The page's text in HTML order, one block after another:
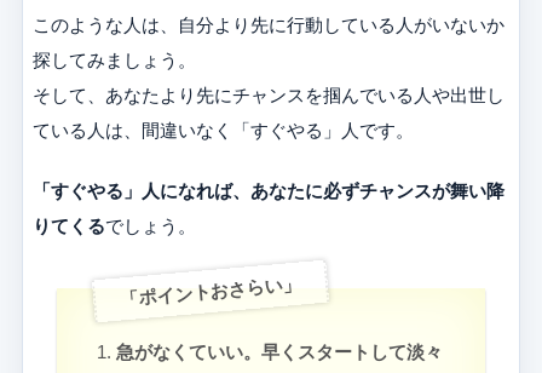
このような人は、自分より先に行動している人がいないか
探してみましょう。
そして、あなたより先にチャンスを掴んでいる人や出世し
ている人は、間違いなく「すぐやる」人です。
「すぐやる」人になれば、あなたに必ずチャンスが舞い降
りてくるでしょう。
「ポイントおさらい」
急がなくていい。早くスタートして淡々